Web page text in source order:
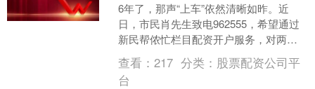
6年了，那声“上车”依然清晰如昨。近
日，市民肖先生致电962555，希望通过
新民帮侬忙栏目配资开户服务，对两位
民警的援手表达感谢。那一程护送，鼓
舞了他一生。 肖....
查看：217 分类： 股票配资公司平
台